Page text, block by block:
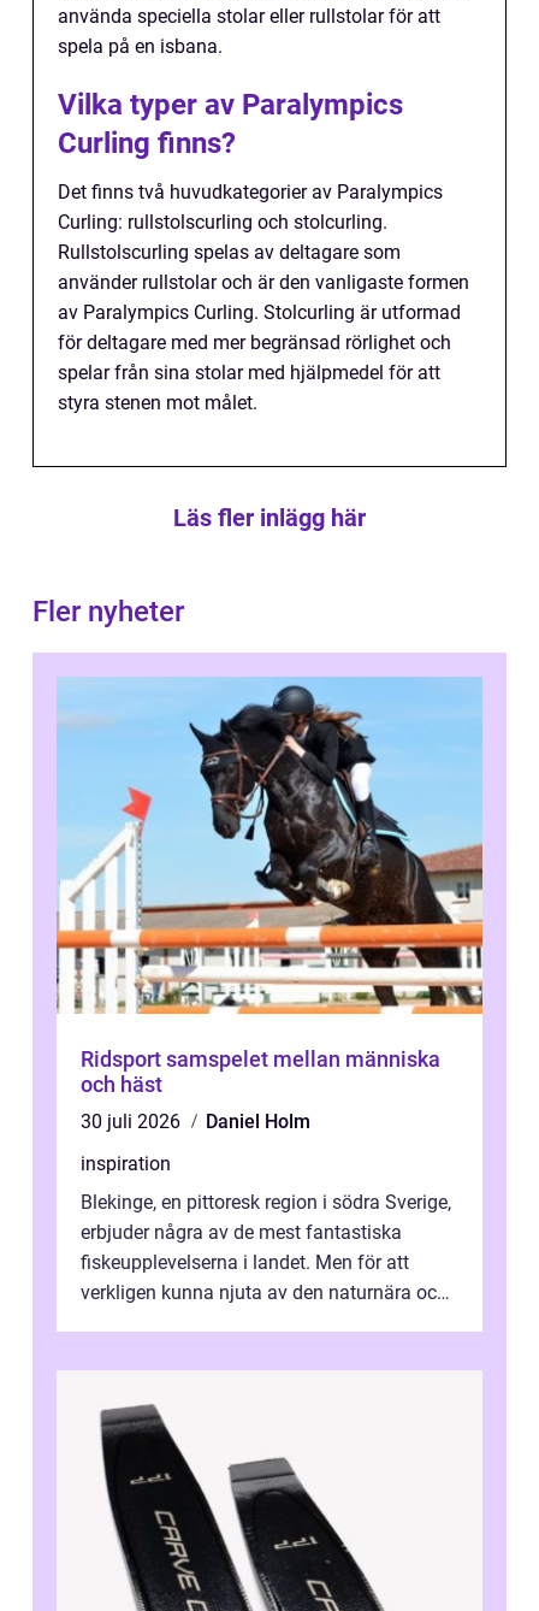
använda speciella stolar eller rullstolar för att
spela på en isbana.
Vilka typer av Paralympics
Curling finns?
Det finns två huvudkategorier av Paralympics
Curling: rullstolscurling och stolcurling.
Rullstolscurling spelas av deltagare som
använder rullstolar och är den vanligaste formen
av Paralympics Curling. Stolcurling är utformad
för deltagare med mer begränsad rörlighet och
spelar från sina stolar med hjälpmedel för att
styra stenen mot målet.
Läs fler inlägg här
Fler nyheter
Ridsport samspelet mellan människa
och häst
30 juli 2026
Daniel Holm
inspiration
Blekinge, en pittoresk region i södra Sverige,
erbjuder några av de mest fantastiska
fiskeupplevelserna i landet. Men för att
verkligen kunna njuta av den naturnära och